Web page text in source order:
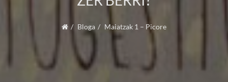
Bloga Maiatzak 1 – Picore